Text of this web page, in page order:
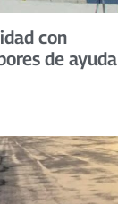
con
de ayuda